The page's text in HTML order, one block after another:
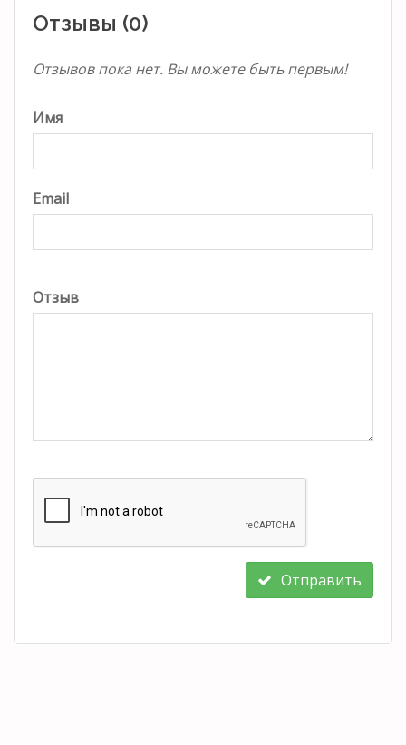
Отзывы (0)
Отзывов пока нет. Вы можете быть первым!
Имя
Email
Отзыв
Отправить